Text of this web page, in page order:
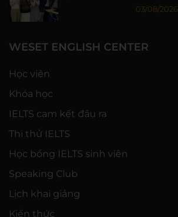
tập 3
03/08/2026
WESET ENGLISH CENTER
Học viên
Khóa học
IELTS cam kết đầu ra
Thi thử IELTS
Học bổng IELTS sinh viên
Speaking Club
Lịch khai giảng
Kiến thức